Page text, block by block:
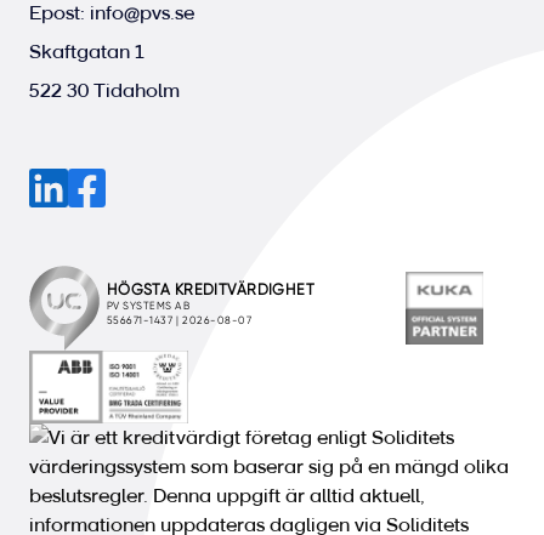
Epost: info@pvs.se
Skaftgatan 1
522 30 Tidaholm